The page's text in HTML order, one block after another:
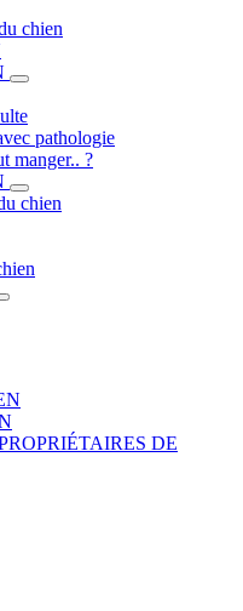
chien
pathologie
manger.. ?
chien
DE